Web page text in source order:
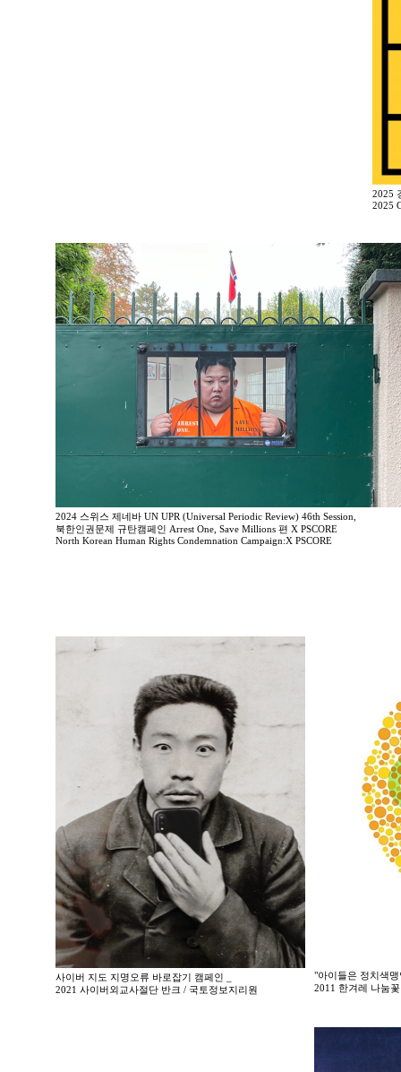
2025
2025
2024 스위스 제네바 UN UPR (Universal Periodic Review) 46th Session,
북한인권문제 규탄캠페인 Arrest One, Save Millions 편 X PSCORE
North Korean Human Rights Condemnation Campaign:X PSCORE
사이버 지도 지명오류 바로잡기 캠페인 _
2021 사이버외교사절단 반크 / 국토정보지리원
"아이들은 정치색
2011 한겨레 나눔